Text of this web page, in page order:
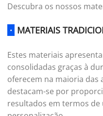
Descubra os nossos
· MATERIAIS
Estes materiais
consolidadas graças à
oferecem na maioria das
destacam-se por
resultados em termos de